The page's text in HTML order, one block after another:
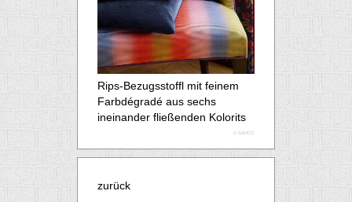
Rips-Bezugsstoffl mit feinem
Farbdégradé aus sechs
ineinander fließenden Kolorits
© SAHCO
zurück